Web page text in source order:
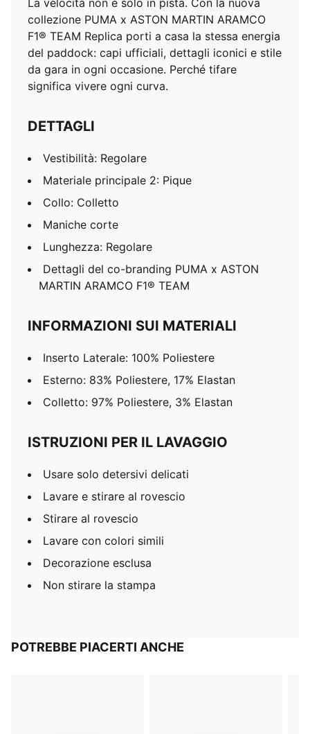
La velocità non è solo in pista. Con la nuova
collezione PUMA x ASTON MARTIN ARAMCO
F1® TEAM Replica porti a casa la stessa energia
del paddock: capi ufficiali, dettagli iconici e stile
da gara in ogni occasione. Perché tifare
significa vivere ogni curva.
DETTAGLI
Vestibilità: Regolare
Materiale principale 2: Pique
Collo: Colletto
Maniche corte
Lunghezza: Regolare
Dettagli del co-branding PUMA x ASTON
MARTIN ARAMCO F1® TEAM
INFORMAZIONI SUI MATERIALI
Inserto Laterale: 100% Poliestere
Esterno: 83% Poliestere, 17% Elastan
Colletto: 97% Poliestere, 3% Elastan
ISTRUZIONI PER IL LAVAGGIO
Usare solo detersivi delicati
Lavare e stirare al rovescio
Stirare al rovescio
Lavare con colori simili
Decorazione esclusa
Non stirare la stampa
POTREBBE PIACERTI ANCHE